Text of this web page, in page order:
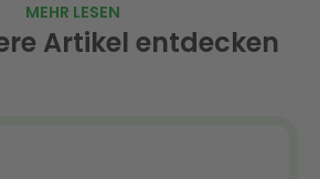
MEHR LESEN
Artikel entdecken